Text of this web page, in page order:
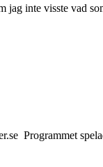
inte visste vad
Programmet